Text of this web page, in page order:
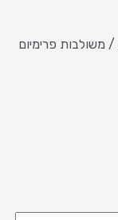
/ משולבות פרימיום